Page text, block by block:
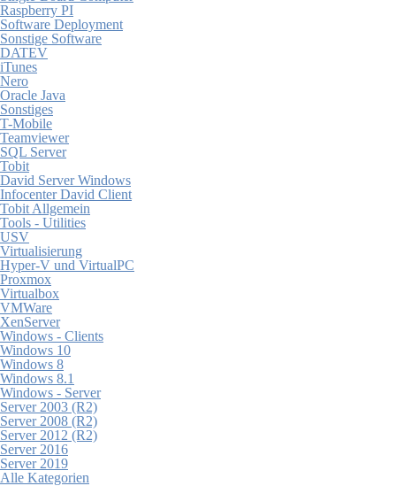
Raspberry PI
Software Deployment
Sonstige Software
DATEV
iTunes
Nero
Oracle Java
Sonstiges
T-Mobile
Teamviewer
SQL Server
Tobit
David Server Windows
Infocenter David Client
Tobit Allgemein
Tools - Utilities
USV
Virtualisierung
Hyper-V und VirtualPC
Proxmox
Virtualbox
VMWare
XenServer
Windows - Clients
Windows 10
Windows 8
Windows 8.1
Windows - Server
Server 2003 (R2)
Server 2008 (R2)
Server 2012 (R2)
Server 2016
Server 2019
Alle Kategorien